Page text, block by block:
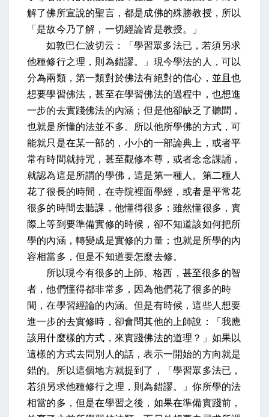
解了佛所宣說的聖言，都是成佛的殊勝教授，所以
「是故今乃了解，一切經論皆是教授。」
如敦巴仁波切云：「學習眾多法已，若須另求
他種修行之理，則為錯謬。」 現今學法的人，可以
分為兩類，第一類對於佛法有絕對的信心，並且也
想要學習佛法，甚至在學習佛法的過程中，也想進
一步的去實踐佛法的內涵；但是他卻缺乏了聽聞，
也就是所懂的法並不多。所以他所學佛的方式，可
能就只是在某一部的，小小的一部論典上，或者平
常有時間就持咒，甚至觀修本尊，或者念念課誦，
就認為這是所謂的學佛，這是第一種人。第二種人
花了很長的時間，在寺院裡面學經，或者是平常花
很多的時間去聽課，他懂得很多；雖然懂很多，實
際上等到要準備實修的時候，卻不知道該如何把所
學的內涵，轉變成是實修的力量；也就是所學的內
容相當多，但是不知道要怎麼去修。
所以現今有很多的上師、格西，甚至很多的智
者，他們懂得都非常多，因為他們花了很多的時
間，在學習經論的內涵。但是有時候，這些人想要
進一步的去實修時，卻會問其他的上師說：「我應
該用什麼樣的方式，來實踐佛法的道理？」如果以
這樣的方式去問別人的話，表示一開始的方向就是
錯的。所以這個地方就提到了，「學習眾多法已，
若須另求他種修行之理，則為錯謬。」你所學的法
相當的多，但是在學習之後，如果在準備實踐前，